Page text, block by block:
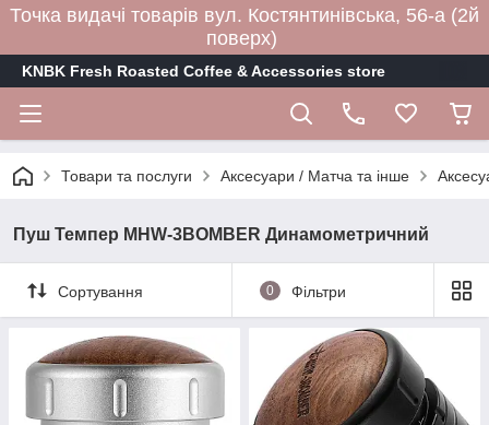
Точка видачі товарів вул. Костянтинівська, 56-а (2й
поверх)
KNBK Fresh Roasted Coffee & Accessories store
Товари та послуги Аксесуари / Матча та інше
Пуш Темпер MHW-3BOMBER Динамометричний
Сортування 0 Фільтри